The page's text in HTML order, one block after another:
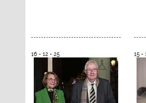
16 - 12 - 25 15 -